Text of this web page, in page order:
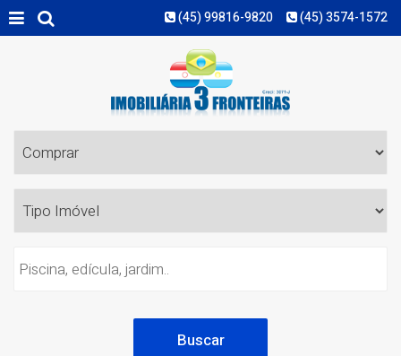
(45) 3574-1572
(45) 99816-9820